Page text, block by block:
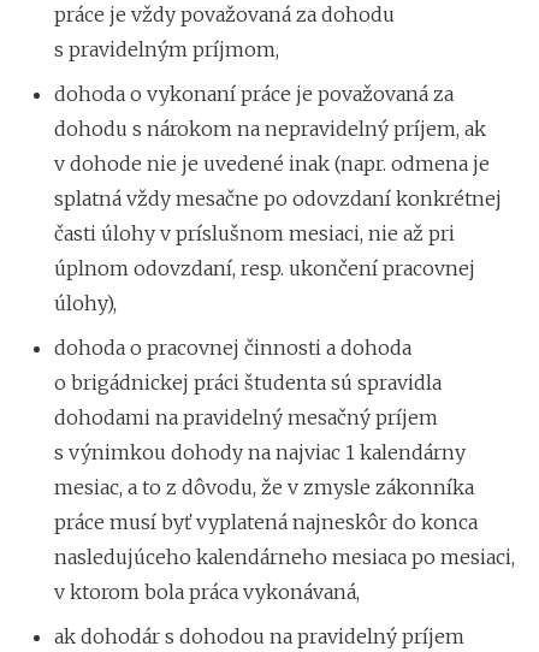
práce je vždy považovaná za dohodu
s pravidelným príjmom,
dohoda o vykonaní práce je považovaná za
dohodu s nárokom na nepravidelný príjem, ak
v dohode nie je uvedené inak (napr. odmena je
splatná vždy mesačne po odovzdaní konkrétnej
časti úlohy v príslušnom mesiaci, nie až pri
úplnom odovzdaní, resp. ukončení pracovnej
úlohy),
dohoda o pracovnej činnosti a dohoda
o brigádnickej práci študenta sú spravidla
dohodami na pravidelný mesačný príjem
s výnimkou dohody na najviac 1 kalendárny
mesiac, a to z dôvodu, že v zmysle zákonníka
práce musí byť vyplatená najneskôr do konca
nasledujúceho kalendárneho mesiaca po mesiaci,
v ktorom bola práca vykonávaná,
ak dohodár s dohodou na pravidelný príjem